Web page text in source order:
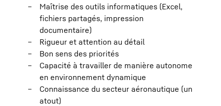
Maîtrise des outils informatiques (Excel,
fichiers partagés, impression
documentaire)
Rigueur et attention au détail
Bon sens des priorités
Capacité à travailler de manière autonome
en environnement dynamique
Connaissance du secteur aéronautique (un
atout)